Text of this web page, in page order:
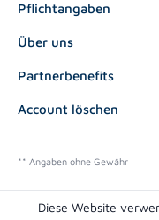
Pflichtangaben
Über uns
Partnerbenefits
Account löschen
** Angaben ohne Gewähr
Diese Website